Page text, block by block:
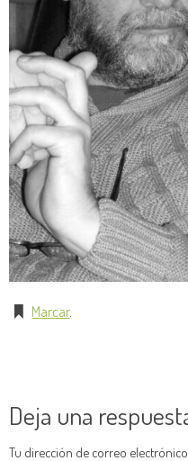
Marcar.
Deja una
Tu dirección de correo